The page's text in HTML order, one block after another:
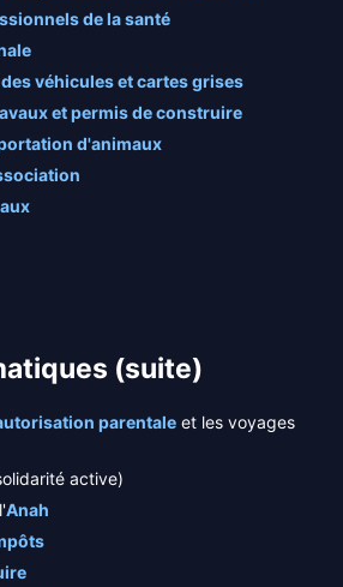
de la santé
véhicules et cartes grises
et permis de construire
d'animaux
(suite)
parentale et les voyages
active)
Anah